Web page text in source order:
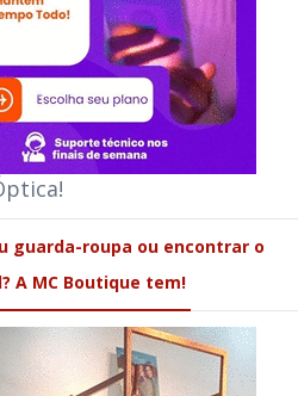
guarda-roupa ou encontrar o
A MC Boutique tem!